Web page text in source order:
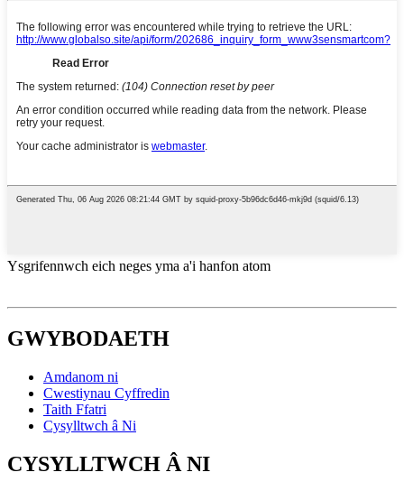
Ysgrifennwch eich neges yma a'i hanfon atom
GWYBODAETH
Amdanom ni
Cwestiynau Cyffredin
Taith Ffatri
Cysylltwch â Ni
CYSYLLTWCH Â NI